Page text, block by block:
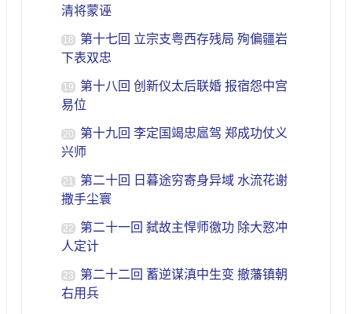
清将蒙诬
18
第十七回 立宗支粤西存残局 殉偏疆岩
下表双忠
19
第十八回 创新仪太后联婚 报宿怨中宫
易位
20
第十九回 李定国竭忠扈驾 郑成功仗义
兴师
21
第二十回 日暮途穷寄身异域 水流花谢
撒手尘寰
22
第二十一回 弑故主悍师徼功 除大憝冲
人定计
23
第二十二回 蓄逆谋滇中生变 撤藩镇朝
右用兵